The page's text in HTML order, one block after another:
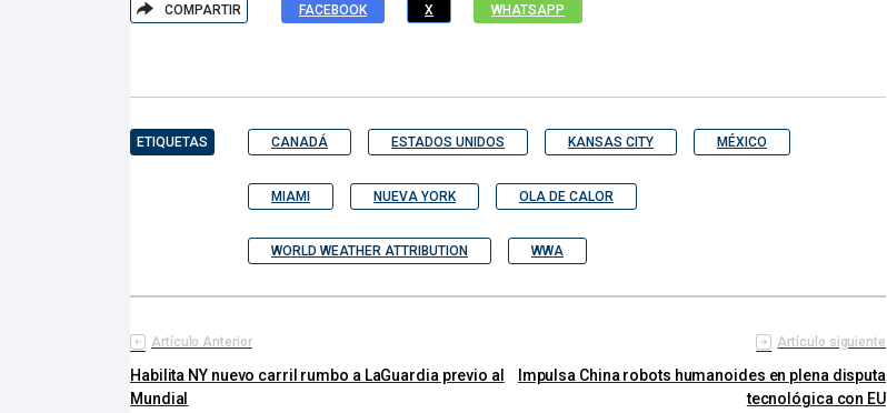
COMPARTIR FACEBOOK X WHATSAPP
ETIQUETAS CANADÁ ESTADOS UNIDOS KANSAS CITY MÉXICO
MIAMI NUEVA YORK OLA DE CALOR
WORLD WEATHER ATTRIBUTION WWA
Artículo Anterior
Habilita NY nuevo carril rumbo a LaGuardia previo al
Mundial
Artículo siguiente
Impulsa China robots humanoides en plena disputa
tecnológica con EU